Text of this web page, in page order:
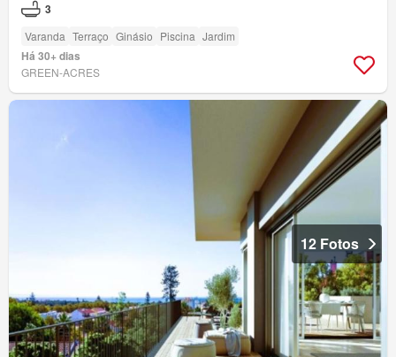
3
Varanda Terraço Ginásio Piscina Jardim
Há 30+ dias
GREEN-ACRES
12 Fotos